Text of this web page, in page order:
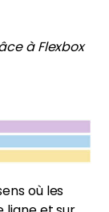
à Flexbox
où les